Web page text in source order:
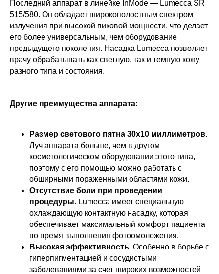
Последний аппарат в линейке InMode — Lumecca SR
515/580. Он обладает широкополостным спектром
излучения при высокой пиковой мощности, что делает
его более универсальным, чем оборудование
предыдущего поколения. Насадка Lumecca позволяет
врачу обрабатывать как светлую, так и темную кожу
разного типа и состояния.
Другие преимущества аппарата:
Размер светового пятна 30х10 миллиметров.
Луч аппарата больше, чем в другом
косметологическом оборудовании этого типа,
поэтому с его помощью можно работать с
обширными пораженными областями кожи.
Отсутствие боли при проведении
процедуры. Lumecca имеет специальную
охлаждающую контактную насадку, которая
обеспечивает максимальный комфорт пациента
во время выполнения фотоомоложения.
Высокая эффективность. Особенно в борьбе с
гиперпигментацией и сосудистыми
заболеваниями за счет широких возможностей